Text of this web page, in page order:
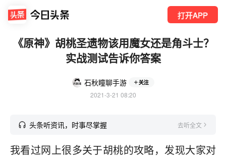
打开APP
《原神》胡桃圣遗物该用魔女还是角斗士？
实战测试告诉你答案
石秋瞳聊手游 关注
2021-3-21 08:20
头条听资讯，时事尽掌握 去听全文
我看过网上很多关于胡桃的攻略，发现大家对